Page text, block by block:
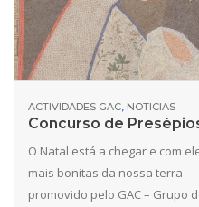
ACTIVIDADES GAC NOTICIAS
Concurso de
O Natal está a chegar e com
mais bonitas da nossa terra —
promovido pelo GAC – Grupo